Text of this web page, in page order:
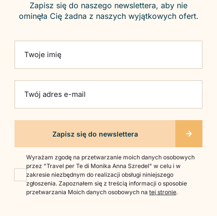
Zapisz się do naszego newslettera, aby nie
ominęła Cię żadna z naszych wyjątkowych ofert.
Twoje imię
Twój adres e-mail
Wyrażam zgodę na przetwarzanie moich danych osobowych
przez "Travel per Te di Monika Anna Szredel" w celu i w
zakresie niezbędnym do realizacji obsługi niniejszego
zgłoszenia. Zapoznałem się z treścią informacji o sposobie
przetwarzania Moich danych osobowych na tej stronie.